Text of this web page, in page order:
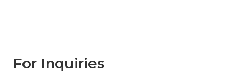
For Inquiries